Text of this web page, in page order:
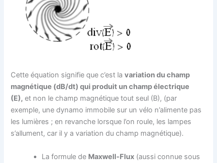
Cette équation signifie que c’est lavariation du champ
magnétique (dB/dt) qui produit un champ électrique
(E), et non le champ magnétique tout seul (B), (par
exemple, une dynamo immobile sur un vélo n’alimente pas
les lumières ; en revanche lorsque l’on roule, les lampes
s’allument, car il y a variation du champ magnétique).
La formule de Maxwell-Flux (aussi connue sous